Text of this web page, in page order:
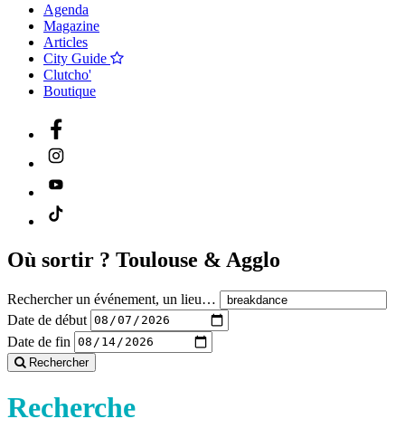
Agenda
Magazine
Articles
City Guide
Clutcho'
Boutique
Où sortir ? Toulouse & Agglo
Rechercher un événement, un lieu…
Date de début
Date de fin
Rechercher
Recherche